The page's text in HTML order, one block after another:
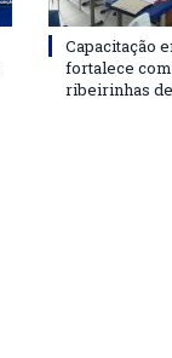
Capacitação
fortalece
ribeirinhas